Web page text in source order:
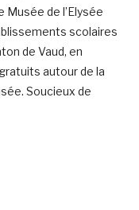
Musée de l’Elysée
scolaires
de Vaud, en
autour de la
Soucieux de